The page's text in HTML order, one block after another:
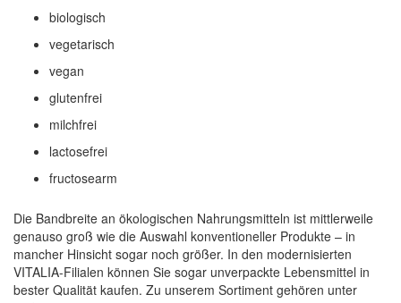
biologisch
vegetarisch
vegan
glutenfrei
milchfrei
lactosefrei
fructosearm
Die Bandbreite an ökologischen Nahrungsmitteln ist mittlerweile
genauso groß wie die Auswahl konventioneller Produkte – in
mancher Hinsicht sogar noch größer. In den modernisierten
VITALIA-Filialen können Sie sogar unverpackte Lebensmittel in
bester Qualität kaufen. Zu unserem Sortiment gehören unter